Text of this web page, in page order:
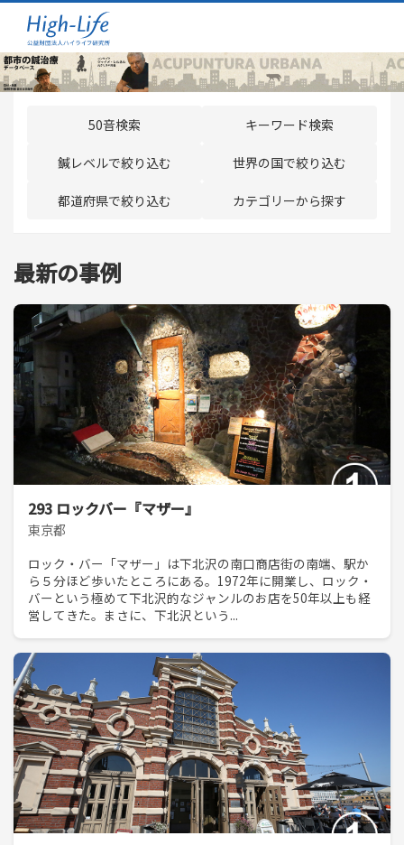
50音検索 キーワード検索
鍼レベルで絞り込む 世界の国で絞り込む
都道府県で絞り込む カテゴリーから探す
最新の事例
293 ロックバー『マザー』
東京都
ロック・バー「マザー」は下北沢の南口商店街の南端、駅か
ら５分ほど歩いたところにある。1972年に開業し、ロック・
バーという極めて下北沢的なジャンルのお店を50年以上も経
営してきた。まさに、下北沢という...